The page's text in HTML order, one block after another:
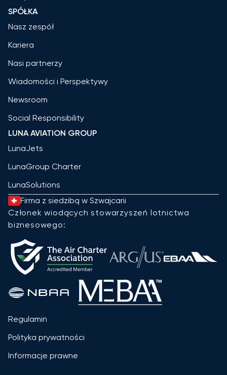
SPÓŁKA
Nasz zespół
Kariera
Nasi partnerzy
Wiadomości i Perspektywy
Newsroom
Social Responsibility
LUNA AVIATION GROUP
LunaJets
LunaGroup Charter
LunaSolutions
Firma z siedzibą w Szwajcarii
Członek wiodących stowarzyszeń lotnictwa
biznesowego:
Regulamin
Polityka prywatności
Informacje prawne